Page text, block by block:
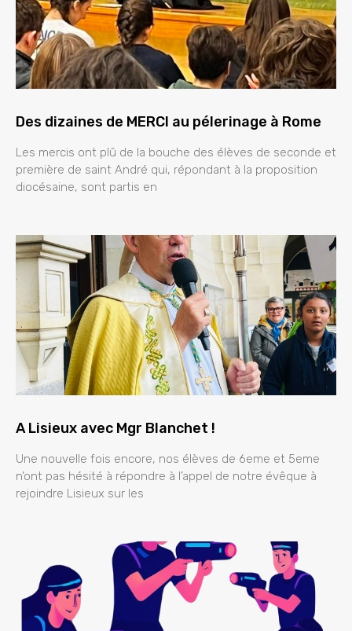
Des dizaines de MERCI au pélerinage à Rome
Les mercis ont plû de la bouche des élèves de seconde et
première de saint André qui, répondant à la proposition
diocésaine, sont partis en
A Lisieux avec Mgr Blanchet !
Une nouvelle fois encore, nos élèves de 6eme et 5eme
n’ont pas hésité à répondre à l’appel de notre évêque à
rejoindre Lisieux sur les